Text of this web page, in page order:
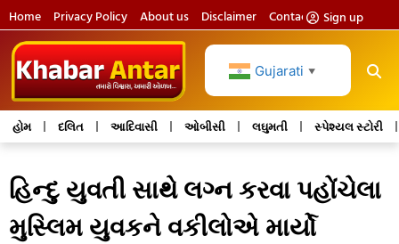
Home Privacy Policy About us Disclaimer Contact usSign up
Gujarati ▼
હોમ દલિત આદિવાસી ઓબીસી લઘુમતી સ્પેશ્યલ સ્ટોરી
હિન્દુ યુવતી સાથે લગ્ન કરવા પહોંચેલા
મુસ્લિમ યુવકને વકીલોએ માર્યો